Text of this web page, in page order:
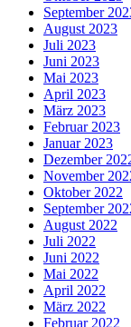
September
August 2023
Juli 2023
Juni 2023
Mai 2023
April 2023
März 2023
Februar 2023
Januar 2023
Dezember
November
Oktober 2022
September
August 2022
Juli 2022
Juni 2022
Mai 2022
April 2022
März 2022
Februar 2022